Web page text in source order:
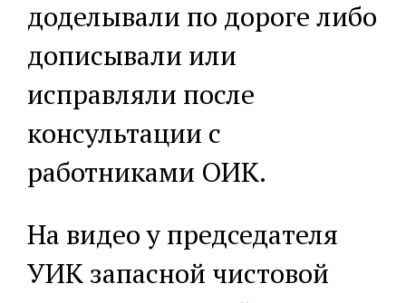
доделывали по дороге либо
дописывали или
исправляли после
консультации с
работниками ОИК.
На видео у председателя
УИК запасной чистовой